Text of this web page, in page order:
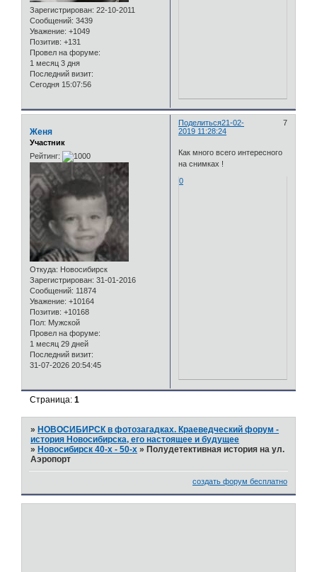
Зарегистрирован: 22-10-2011
Сообщений: 3439
Уважение: +1049
Позитив: +131
Провел на форуме:
1 месяц 3 дня
Последний визит:
Сегодня 15:07:56
Поделиться 7
21-02-
2019 11:28:24
Женя
Участник
Рейтинг:
Откуда: Новосибирск
Зарегистрирован: 31-01-2016
Сообщений: 11874
Уважение: +10164
Позитив: +10168
Пол: Мужской
Провел на форуме:
1 месяц 29 дней
Последний визит:
31-07-2026 20:54:45
Как много всего интересного
на снимках !
0
Страница:1
» НОВОСИБИРСК в фотозагадках. Краеведческий форум -
история Новосибирска, его настоящее и будущее
» Новосибирск 40-х - 50-х » Полудетективная история на ул.
Аэропорт
создать форум бесплатно